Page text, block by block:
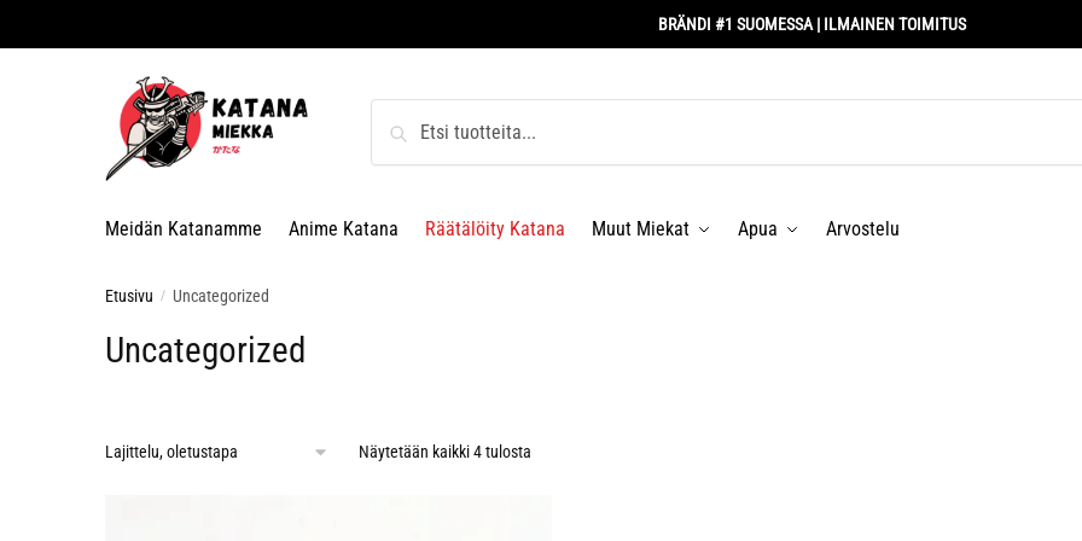
to
to
BRÄNDI #1 SUOMESSA | ILMAINEN TOIMITUS
Meidän Katanamme Anime Katana Räätälöity Katana Muut Miekat Apua Arvostelu
Etusivu / Uncategorized
Uncategorized
Näytetään kaikki 4 tulosta